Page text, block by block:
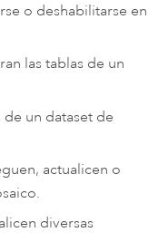
o deshabilitarse en
las tablas de un
un dataset de
actualicen o
diversas